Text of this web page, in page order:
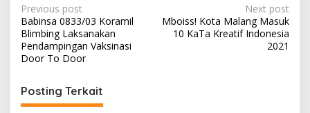
P
o
s
t
n
Previous post
Babinsa 0833/03 Koramil
Blimbing Laksanakan
Pendampingan Vaksinasi
Door To Door
Next post
Mboiss! Kota Malang Masuk
10 KaTa Kreatif Indonesia
2021
Posting Terkait